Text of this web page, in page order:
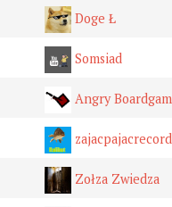
Doge Ł
Somsiad
Angry
Zołza Zwiedza